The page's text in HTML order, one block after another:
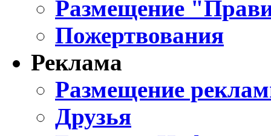
Размещение
Пожертвования
Реклама
Размещение
Друзья